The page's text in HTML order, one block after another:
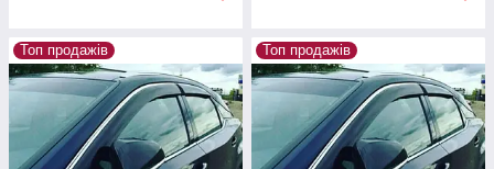
Топ продажів Топ продажів